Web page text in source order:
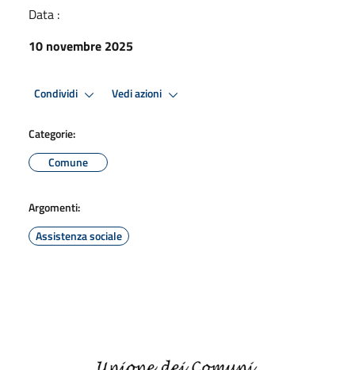
Data :
10 novembre 2025
Condividi Vedi azioni
Categorie:
Comune
Argomenti:
Assistenza sociale